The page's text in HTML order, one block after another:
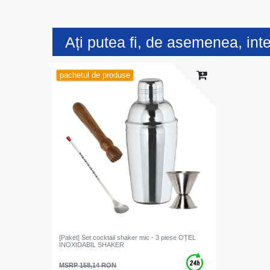
Ați putea fi, de asemenea,
pachetul de produse
[Paket] Set cocktail shaker mic - 3 piese OȚEL
INOXIDABIL SHAKER
MSRP 158,14 RON